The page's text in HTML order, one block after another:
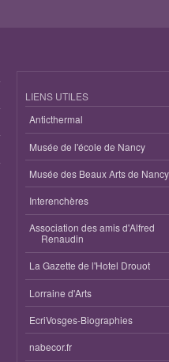
LIENS UTILES
Anticthermal
Musée de l'école de Nancy
Musée des Beaux Arts de Nancy
Interenchères
Association des amis d'Alfred
Renaudin
La Gazette de l'Hotel Drouot
Lorraine d'Arts
EcriVosges-Biographies
nabecor.fr